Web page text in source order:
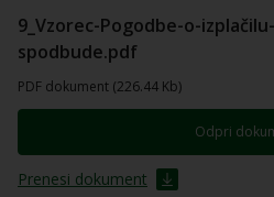
9_Vzorec-Pogodbe-o-
spodbude.pdf
PDF dokument (226.44 Kb)
Odpri
Prenesi dokument